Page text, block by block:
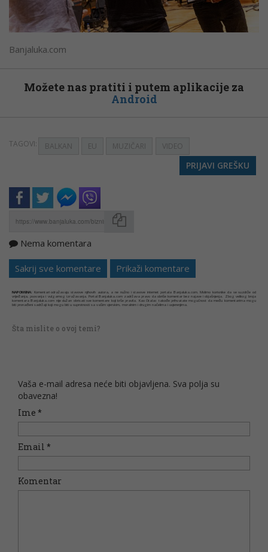
Banjaluka.com
Možete nas pratiti i putem aplikacije za
Android
TAGOVI: BALKAN EU MUZIČARI VIDEO
PRIJAVI GREŠKU
Nema komentara
Sakrij sve komentare Prikaži komentare
NAPOMENA: Komentari odražavaju stavove njihovih autora, a ne nužno i stavove internet portala Banjaluka.com. Molimo korisnike da se suzdrže od
vrijeđanja, psovanja i vulgarnog izražavanja. Portal Banjaluka.com zadržava pravo da obriše komentar bez najave i objašnjenja. Zbog velikog broja
komentara Banjaluka.com nije dužan obrisati sve komentare koji krše pravila. Kao čitalac takođe prihvatate mogućnost da među komentarima mogu
biti pronađeni sadržaji koji mogu biti u suprotnosti sa vašim vjerskim, moralnim i drugim načelima i uvjerenjima.
Šta mislite o ovoj temi?
Vaša e-mail adresa neće biti objavljena. Sva polja su
obavezna!
Ime *
Email *
Komentar